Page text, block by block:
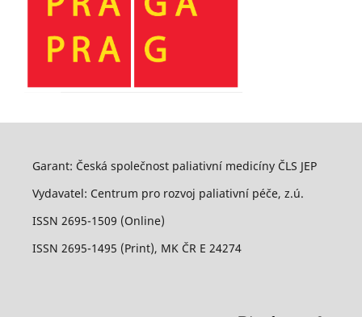
Garant: Česká společnost paliativní medicíny ČLS JEP
Vydavatel: Centrum pro rozvoj paliativní péče, z.ú.
ISSN 2695-1509 (Online)
ISSN 2695-1495 (Print), MK ČR E 24274